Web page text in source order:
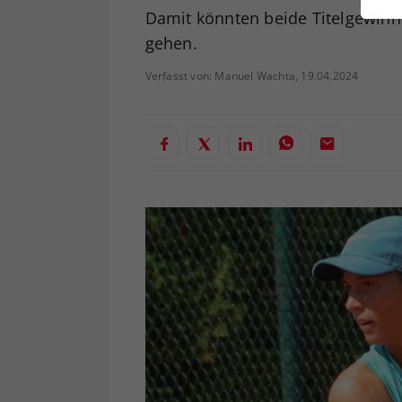
Damit könnten beide
gehen.
Verfasst von: Manuel Wachta, 19.04.2024